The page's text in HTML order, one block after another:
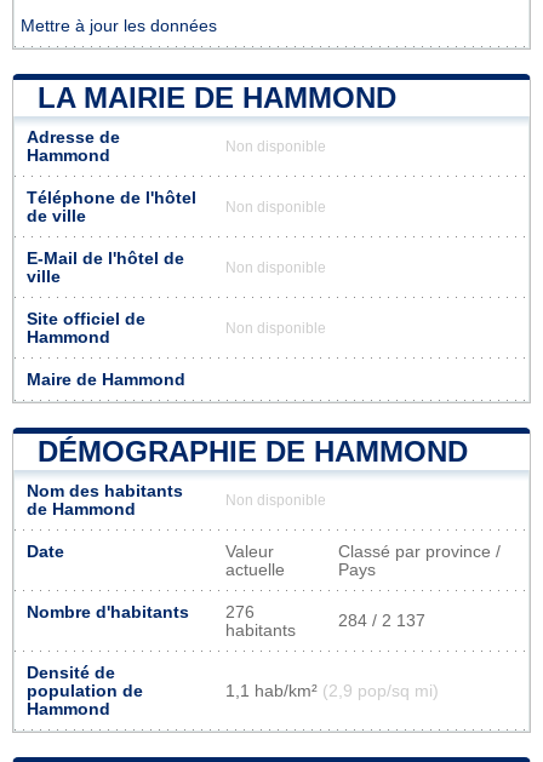
Mettre à jour les données
LA MAIRIE DE HAMMOND
Adresse de
Hammond
Non disponible
Téléphone de l'hôtel
de ville
Non disponible
E-Mail de l'hôtel de
ville
Non disponible
Site officiel de
Hammond
Non disponible
Maire de Hammond
DÉMOGRAPHIE DE HAMMOND
Nom des habitants
de Hammond
Non disponible
Date
Valeur
actuelle
Classé par province /
Pays
Nombre d'habitants
276
habitants
284 / 2 137
Densité de
population de
Hammond
1,1 hab/km² (2,9 pop/sq mi)